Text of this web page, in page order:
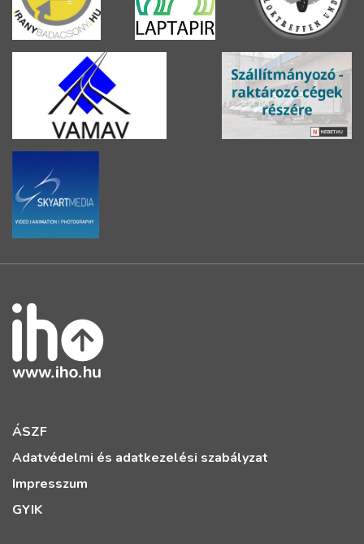
ÁSZF
Adatvédelmi és adatkezelési szabályzat
Impresszum
GYIK